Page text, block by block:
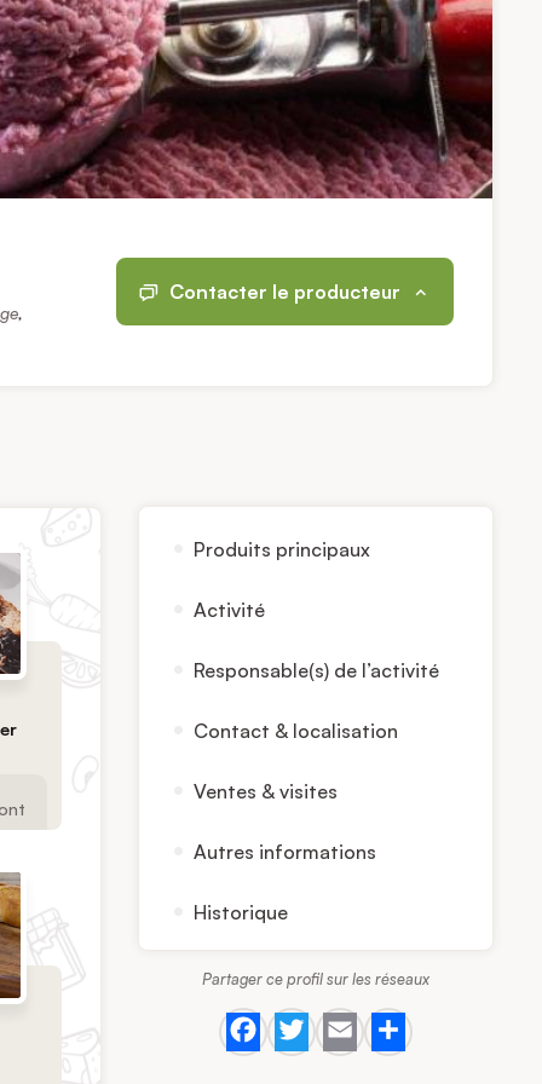
,
Contacter le producteur
Produits principaux
Activité
Responsable(s) de l’activité
Contact & localisation
Ventes & visites
Autres informations
Historique
Partager ce profil sur les réseaux
Facebook
Twitter
EmailShare